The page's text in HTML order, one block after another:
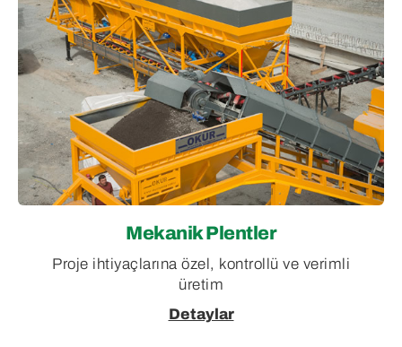
Mekanik Plentler
Proje ihtiyaçlarına özel, kontrollü ve verimli
üretim
Detaylar